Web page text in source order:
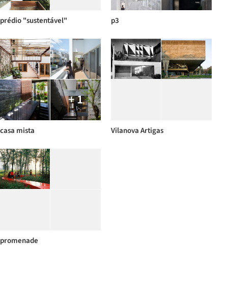
prédio "sustentável" p3
+ 1
casa mista Vilanova Artigas
promenade